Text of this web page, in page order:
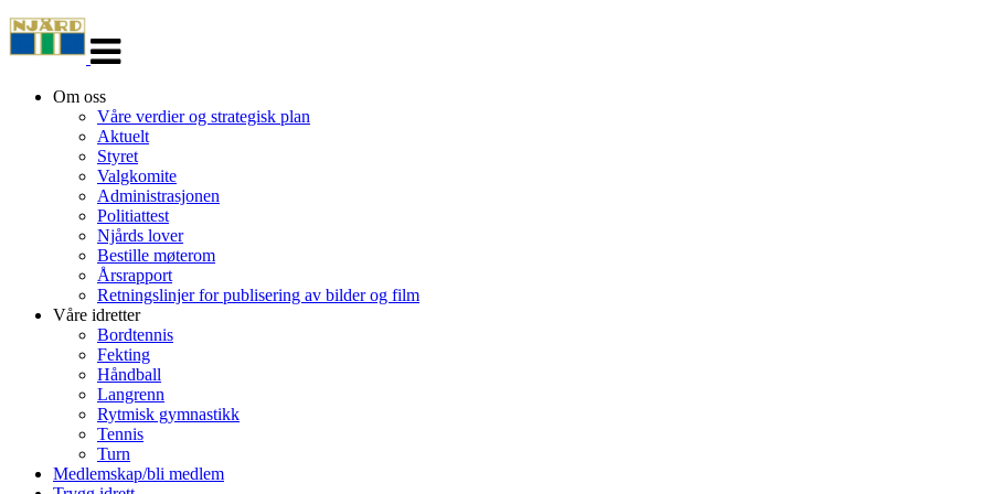
navigasjon
Om oss
Våre verdier og strategisk plan
Aktuelt
Styret
Valgkomite
Administrasjonen
Politiattest
Njårds lover
Bestille møterom
Årsrapport
Retningslinjer for publisering av bilder og film
Våre idretter
Bordtennis
Fekting
Håndball
Langrenn
Rytmisk gymnastikk
Tennis
Turn
Medlemskap/bli medlem